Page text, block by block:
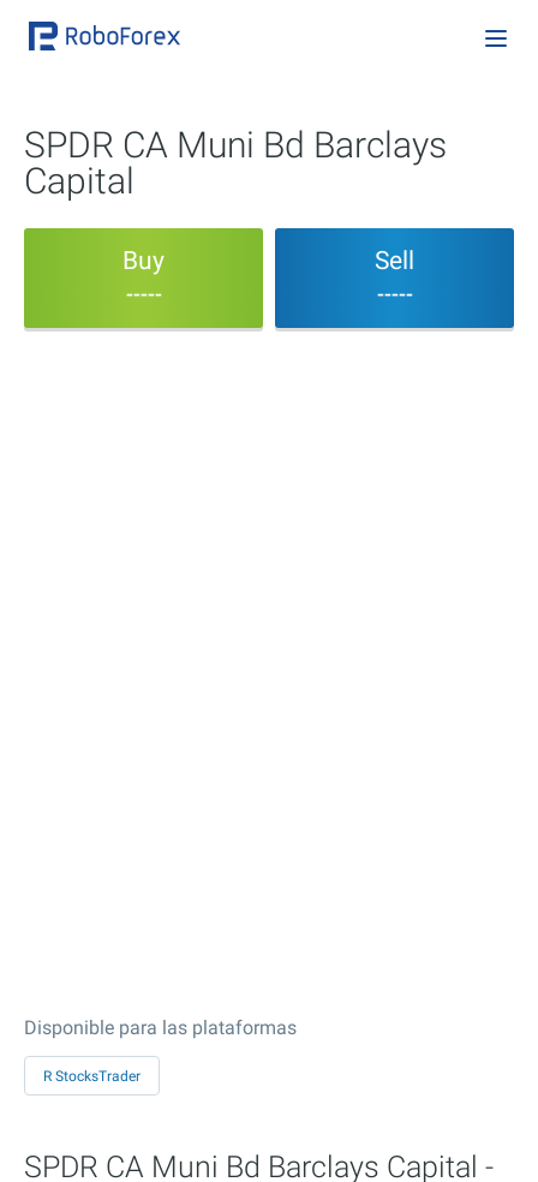
SPDR CA Muni Bd Barclays
Capital
Buy
-----
Sell
-----
Disponible para las plataformas
R StocksTrader
SPDR CA Muni Bd Barclays Capital -